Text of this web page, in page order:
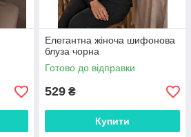
Елегантна жіноча шифонова
блуза чорна
Готово до відправки
529 ₴
Купити